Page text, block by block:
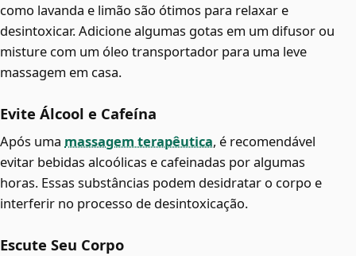
como lavanda e limão são ótimos para relaxar e
desintoxicar. Adicione algumas gotas em um difusor ou
misture com um óleo transportador para uma leve
massagem em casa.
Evite Álcool e Cafeína
Após uma massagem terapêutica, é recomendável
evitar bebidas alcoólicas e cafeinadas por algumas
horas. Essas substâncias podem desidratar o corpo e
interferir no processo de desintoxicação.
Escute Seu Corpo